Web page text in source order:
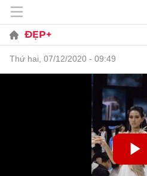
ĐẸP+
thứ hai, 07/12/2020 - 09:49